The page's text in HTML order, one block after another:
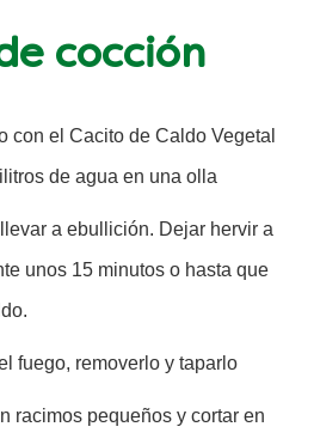
cocción
con el Cacito de Caldo Vegetal
de agua en una olla
a ebullición. Dejar hervir a
unos 15 minutos o hasta que
fuego, removerlo y taparlo
racimos pequeños y cortar en